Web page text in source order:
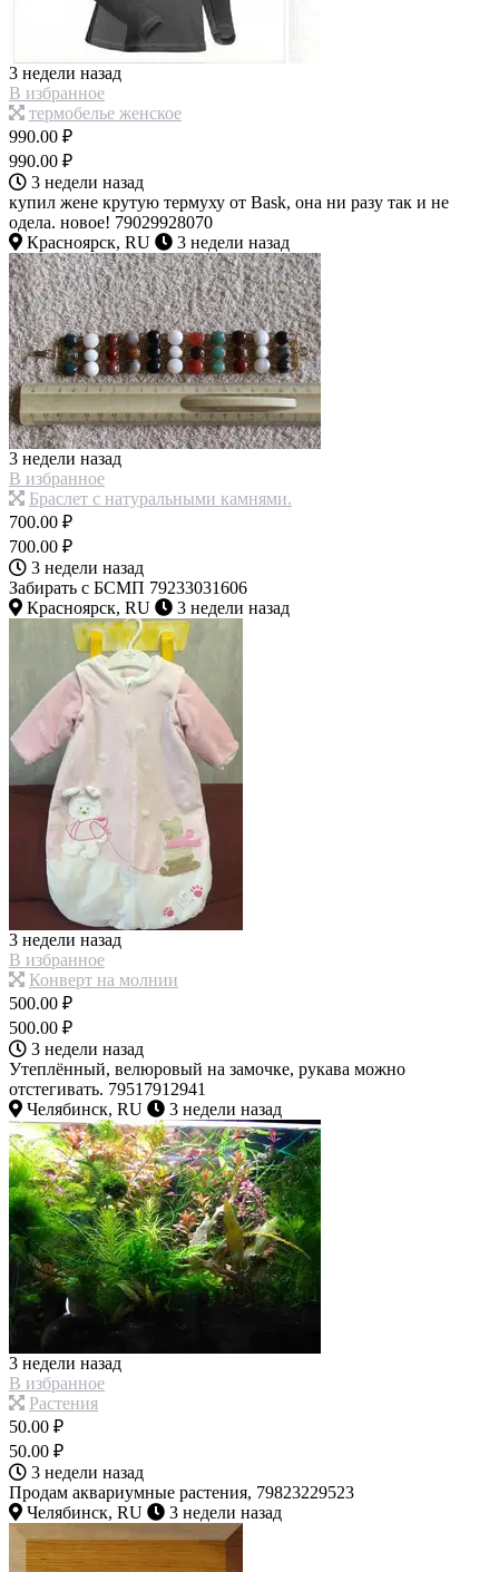
3 недели назад
В избранное
термобелье женское
990.00 ₽
990.00 ₽
3 недели назад
купил жене крутую термуху от Bask, она ни разу так и не
одела. новое! 79029928070
Красноярск, RU
3 недели назад
3 недели назад
В избранное
Браслет с натуральными камнями.
700.00 ₽
700.00 ₽
3 недели назад
Забирать с БСМП 79233031606
Красноярск, RU
3 недели назад
3 недели назад
В избранное
Конверт на молнии
500.00 ₽
500.00 ₽
3 недели назад
Утеплённый, велюровый на замочке, рукава можно
отстегивать. 79517912941
Челябинск, RU
3 недели назад
3 недели назад
В избранное
Растения
50.00 ₽
50.00 ₽
3 недели назад
Продам аквариумные растения, 79823229523
Челябинск, RU
3 недели назад